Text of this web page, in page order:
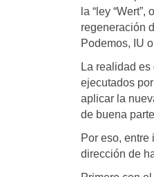
la “ley
regeneración
Podemos, IU
La realidad
ejecutados
aplicar la
de buena
Por eso,
dirección de